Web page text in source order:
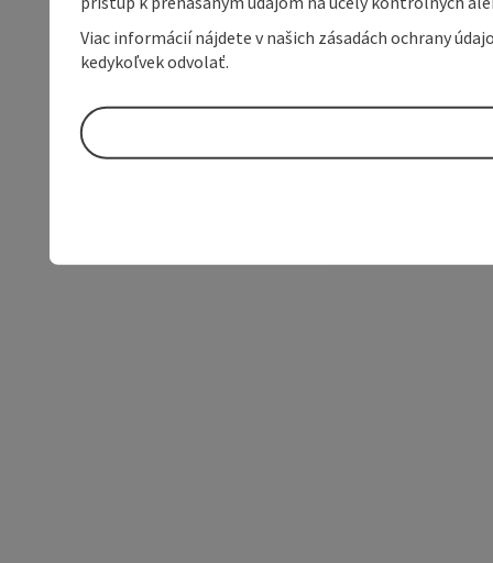
Viac informácií nájdete v našich zásadách ochrany
kedykoľvek odvolať.